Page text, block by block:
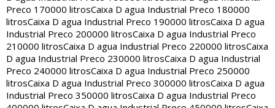
Preco 170000 litrosCaixa D agua Industrial Preco 180000
litrosCaixa D agua Industrial Preco 190000 litrosCaixa D agua
Industrial Preco 200000 litrosCaixa D agua Industrial Preco
210000 litrosCaixa D agua Industrial Preco 220000 litrosCaixa
D agua Industrial Preco 230000 litrosCaixa D agua Industrial
Preco 240000 litrosCaixa D agua Industrial Preco 250000
litrosCaixa D agua Industrial Preco 300000 litrosCaixa D agua
Industrial Preco 350000 litrosCaixa D agua Industrial Preco